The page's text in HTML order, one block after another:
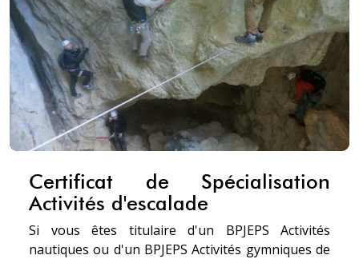
Certificat de Spécialisation
Activités d'escalade
Si vous êtes titulaire d'un BPJEPS Activités
nautiques ou d'un BPJEPS Activités gymniques de